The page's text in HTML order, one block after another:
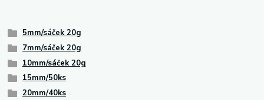
5mm/sáček 20g
7mm/sáček 20g
10mm/sáček 20g
15mm/50ks
20mm/40ks